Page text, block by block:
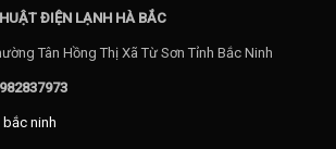
ĐIỆN LẠNH HÀ BẮC
Tân Hồng Thị Xã Từ Sơn Tỉnh Bắc Ninh
ninh